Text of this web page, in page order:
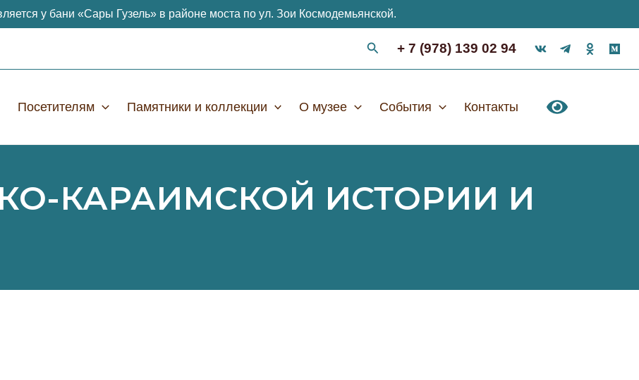
у бани «Сары Гузель» в районе моста по ул. Зои Космодемьянской.
+ 7 (978) 139 02 94
Посетителям Памятники и коллекции О музее События Контакты
КАРАИМСКОЙ ИСТОРИИ И